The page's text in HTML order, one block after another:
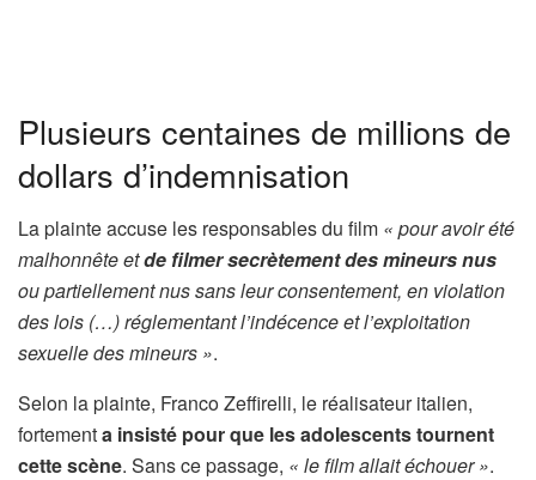
Plusieurs centaines de millions de
dollars d’indemnisation
La plainte accuse les responsables du film « pour avoir été
malhonnête etde filmer secrètement des mineurs nus
ou partiellement nus sans leur consentement, en violation
des lois (…) réglementant l’indécence et l’exploitation
sexuelle des mineurs ».
Selon la plainte, Franco Zeffirelli, le réalisateur italien,
fortementa insisté pour que les adolescents tournent
cette scène. Sans ce passage, « le film allait échouer ».